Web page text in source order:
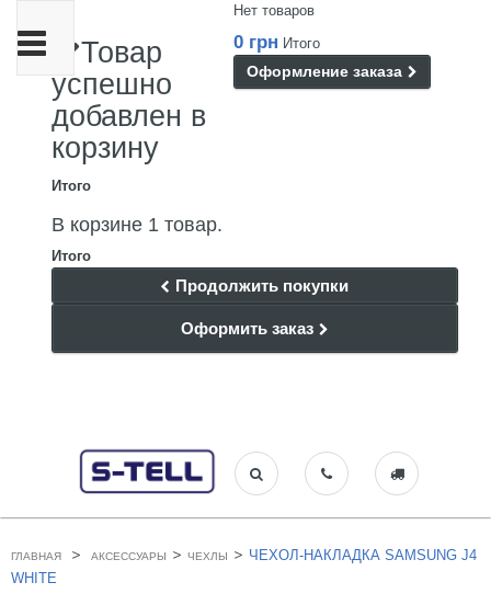
Нет товаров
0 грн Итого
Оформление заказа
Товар
успешно
добавлен в
корзину
Итого
В корзине 1 товар.
Итого
Продолжить покупки
Оформить заказ
Переключить
навигации
ГЛАВНАЯ > АКСЕССУАРЫ > ЧЕХЛЫ > ЧЕХОЛ-НАКЛАДКА SAMSUNG J4
WHITE